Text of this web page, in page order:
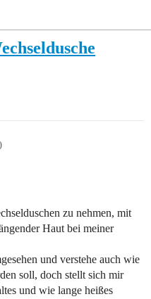
zu nehmen, mit
Haut bei meiner
und verstehe auch wie
soll, doch stellt sich mir
und wie lange heißes